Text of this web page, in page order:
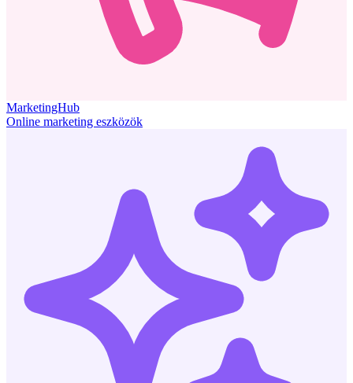
MarketingHub
Online marketing eszközök